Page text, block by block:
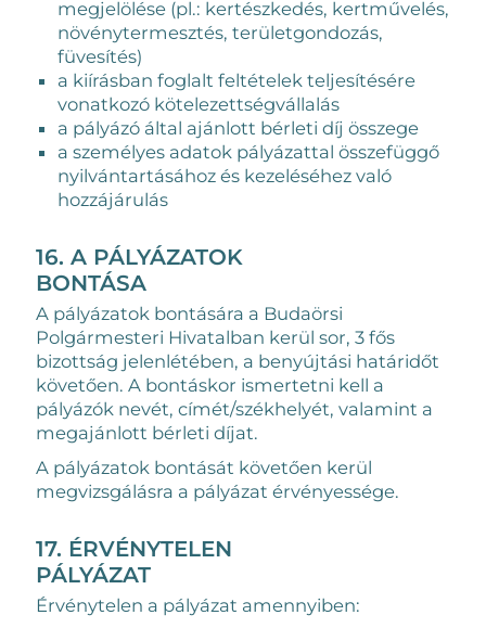
megjelölése (pl.: kertészkedés, kertművelés,
növénytermesztés, területgondozás,
füvesítés)
a kiírásban foglalt feltételek teljesítésére
vonatkozó kötelezettségvállalás
a pályázó által ajánlott bérleti díj összege
a személyes adatok pályázattal összefüggő
nyilvántartásához és kezeléséhez való
hozzájárulás
16. A PÁLYÁZATOK
BONTÁSA
A pályázatok bontására a Budaörsi
Polgármesteri Hivatalban kerül sor, 3 fős
bizottság jelenlétében, a benyújtási határidőt
követően. A bontáskor ismertetni kell a
pályázók nevét, címét/székhelyét, valamint a
megajánlott bérleti díjat.
A pályázatok bontását követően kerül
megvizsgálásra a pályázat érvényessége.
17. ÉRVÉNYTELEN
PÁLYÁZAT
Érvénytelen a pályázat amennyiben: